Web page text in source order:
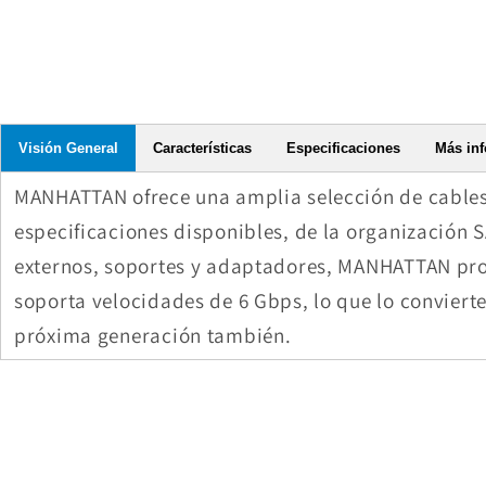
Visión General Características Especificaciones Más
MANHATTAN ofrece una amplia selección de
especificaciones disponibles, de la organización
externos, soportes y adaptadores, MANHATTAN
soporta velocidades de 6 Gbps, lo que lo
próxima generación también.